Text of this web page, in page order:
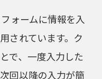
ォームに情報を入
されています。ク
で、一度入力した
回以降の入力が簡